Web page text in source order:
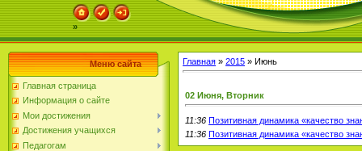
»
Меню сайта
Главная страница
Информация о сайте
Мои достижения
Достижения учащихся
Педагогам
Главная » 2015 » Июнь
02 Июня, Вторник
11:36 Позитивная динамика «качество
11:36 Позитивная динамика «качество